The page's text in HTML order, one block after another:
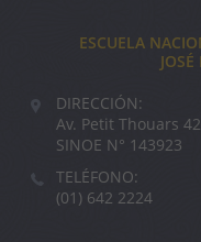
ESCUELA
DIRECCIÓN:
Av. Petit Thouars
SINOE N° 143923
TELÉFONO:
(01) 642 2224